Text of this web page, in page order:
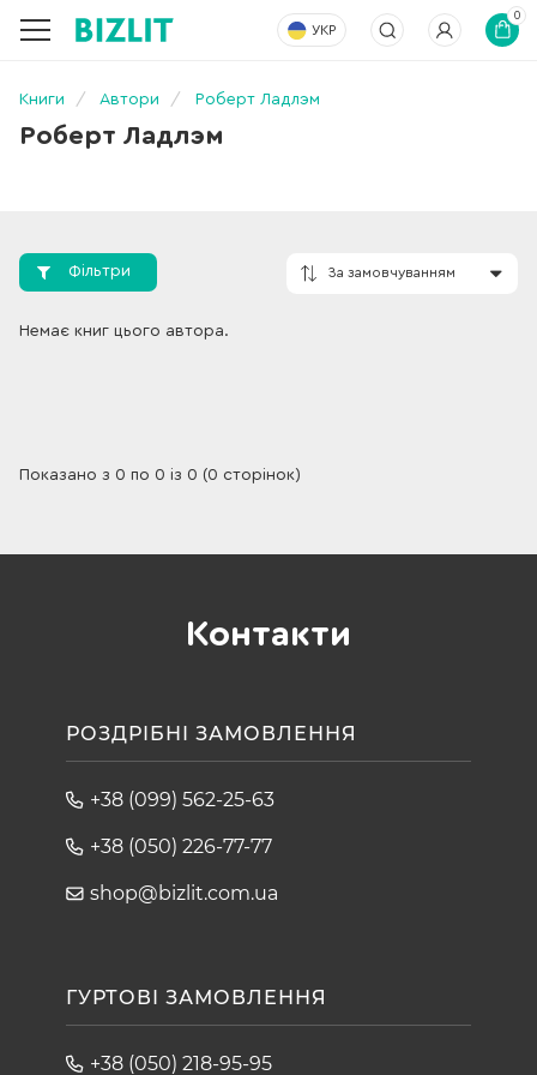
УКР
0
Книги Автори Роберт Ладлэм
Роберт Ладлэм
Фільтри
Немає книг цього автора.
Показано з 0 по 0 із 0 (0 сторінок)
Контакти
РОЗДРІБНІ ЗАМОВЛЕННЯ
+38 (099) 562-25-63
+38 (050) 226-77-77
shop@bizlit.com.ua
ГУРТОВІ ЗАМОВЛЕННЯ
+38 (050) 218-95-95